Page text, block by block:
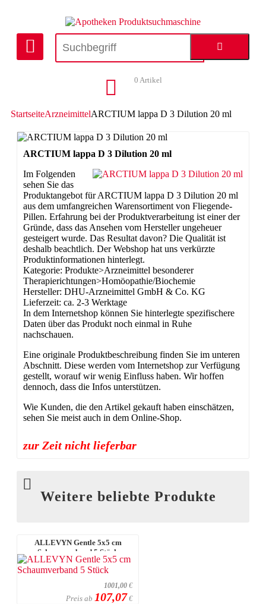
0 Artikel
StartseiteArzneimittelARCTIUM lappa D 3 Dilution 20 ml
ARCTIUM lappa D 3 Dilution 20 ml
Im Folgenden
sehen Sie das
Produktangebot für ARCTIUM lappa D 3 Dilution 20 ml
aus dem umfangreichen Warensortiment von Fliegende-
Pillen. Erfahrung bei der Produktverarbeitung ist einer der
Gründe, dass das Ansehen vom Hersteller ungeheuer
gesteigert wurde. Das Resultat davon? Die Qualität ist
deshalb beachtlich. Der Webshop hat uns verkürzte
Produktinformationen hinterlegt.
Kategorie: Produkte>Arzneimittel besonderer
Therapierichtungen>Homöopathie/Biochemie
Hersteller: DHU-Arzneimittel GmbH & Co. KG
Lieferzeit: ca. 2-3 Werktage
In dem Internetshop können Sie hinterlegte spezifischere
Daten über das Produkt noch einmal in Ruhe
nachschauen.
Eine originale Produktbeschreibung finden Sie im unteren
Abschnitt. Diese werden vom Internetshop zur Verfügung
gestellt, worauf wir wenig Einfluss haben. Wir hoffen
dennoch, dass die Infos unterstützen.
Wie Kunden, die den Artikel gekauft haben einschätzen,
sehen Sie meist auch in dem Online-Shop.
zur Zeit nicht lieferbar
Weitere beliebte Produkte
ALLEVYN Gentle 5x5 cm
Schaumverband 5 Stück
1001,00 €
Preis ab 107,07 €